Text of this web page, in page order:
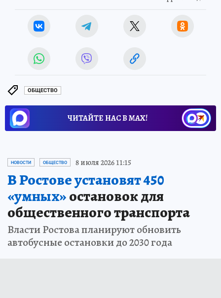
ОБЩЕСТВО
ЧИТАЙТЕ НАС В МАХ!
НОВОСТИ ОБЩЕСТВО 8 июля 2026 11:15
В Ростове установят 450
«умных»остановок для
общественного транспорта
Власти Ростова планируют обновить
автобусные остановки до 2030 года